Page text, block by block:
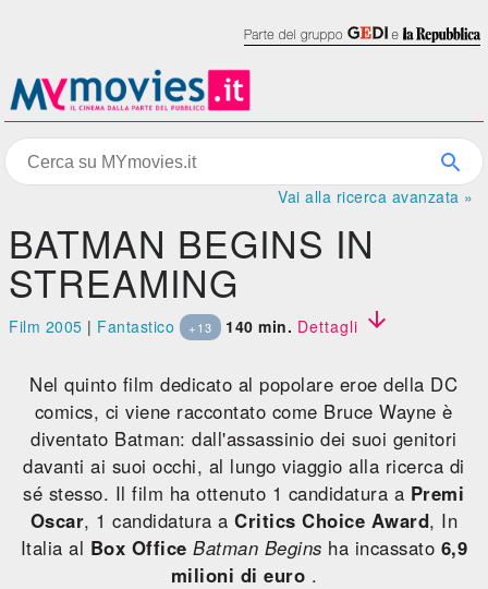
Vai alla ricerca avanzata »
BATMAN BEGINS IN
STREAMING
Film 2005 | Fantastico +13 140 min. Dettagli 
Nel quinto film dedicato al popolare eroe della DC
comics, ci viene raccontato come Bruce Wayne è
diventato Batman: dall'assassinio dei suoi genitori
davanti ai suoi occhi, al lungo viaggio alla ricerca di
sé stesso. Il film ha ottenuto 1 candidatura a Premi
Oscar, 1 candidatura aCritics Choice Award, In
Italia al Box Office Batman Begins ha incassato 6,9
milioni di euro .